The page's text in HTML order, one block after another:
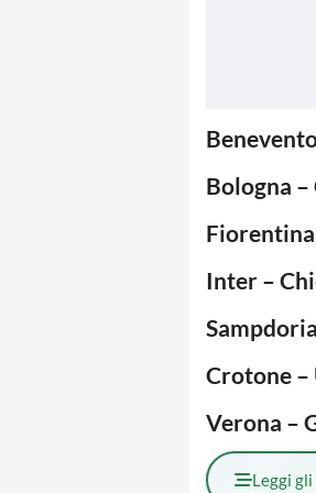
Bologna
Fiorentina
Inter –
Crotone –
Verona –
Leggi